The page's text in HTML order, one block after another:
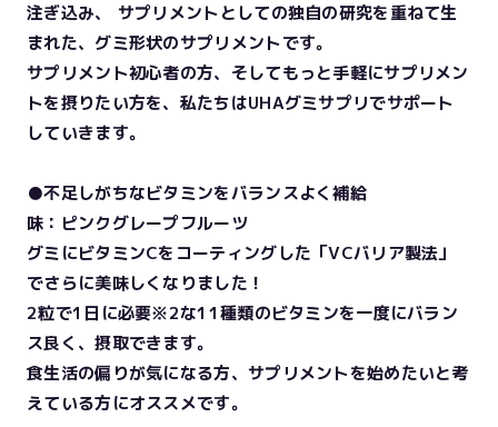
注ぎ込み、 サプリメントとしての独自の研究を重ねて生
まれた、グミ形状のサプリメントです。
サプリメント初心者の方、そしてもっと手軽にサプリメン
トを摂りたい方を、私たちはUHAグミサプリでサポート
していきます。
●不足しがちなビタミンをバランスよく補給
味：ピンクグレープフルーツ
グミにビタミンCをコーティングした「VCバリア製法」
でさらに美味しくなりました！
2粒で1日に必要※2な11種類のビタミンを一度にバラン
ス良く、摂取できます。
食生活の偏りが気になる方、サプリメントを始めたいと考
えている方にオススメです。